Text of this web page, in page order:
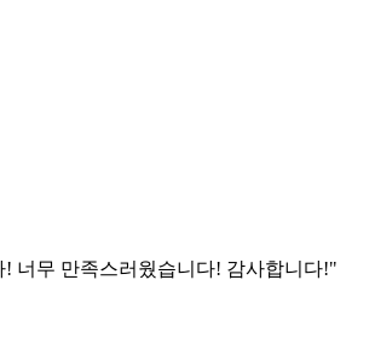
너무 만족스러웠습니다! 감사합니다!"